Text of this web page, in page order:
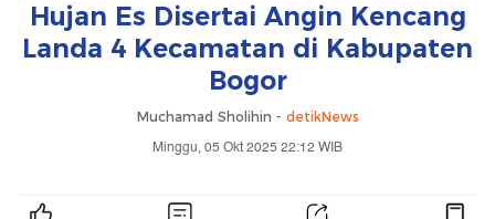
Hujan Es Disertai Angin Kencang
Landa 4 Kecamatan di Kabupaten
Bogor
Muchamad Sholihin - detikNews
Minggu, 05 Okt 2025 22:12 WIB